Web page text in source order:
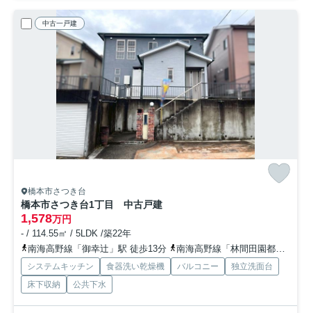
中古一戸建
橋本市さつき台
橋本市さつき台1丁目 中古戸建
1,578万円
- / 114.55㎡ / 5LDK /築22年
南海高野線「御幸辻」駅 徒歩13分
南海高野線「林間田園都市」駅 徒歩38分
システムキッチン 食器洗い乾燥機 バルコニー
独立洗面台
床下収納
公共下水